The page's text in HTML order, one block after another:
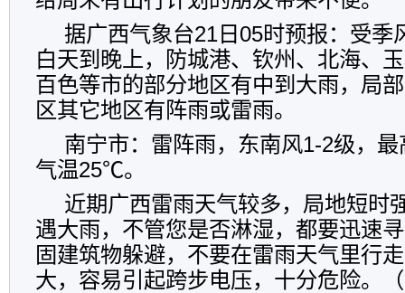
据广西气象台21日05时预报：受季
白天到晚上，防城港、钦州、北海、
百色等市的部分地区有中到大雨，局
区其它地区有阵雨或雷雨。
南宁市：雷阵雨，东南风1-2级，
气温25℃。
近期广西雷雨天气较多，局地短时
遇大雨，不管您是否淋湿，都要迅速
固建筑物躲避，不要在雷雨天气里行
大，容易引起跨步电压，十分危险。